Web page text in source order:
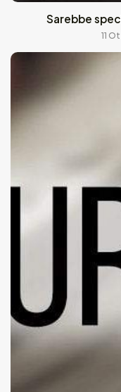
Sarebbe
11